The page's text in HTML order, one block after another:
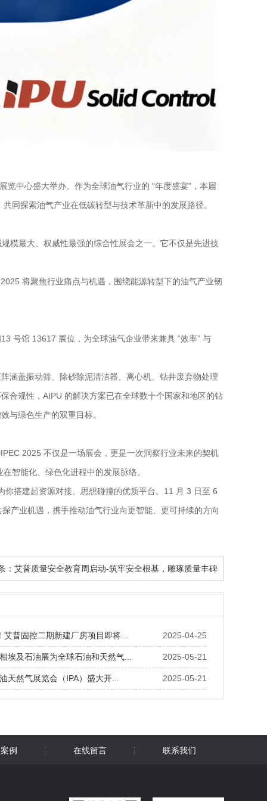
中心盛大举办。作为全球油气行业的 “年度盛宴”，本届
同探索油气产业在低碳转型与技术革新中的发展路径。
模最大、权威性最强的综合性展会之一。它不仅是先进技
将聚焦行业痛点与机遇，围绕能源转型下的油气产业韧
号馆 13617 展位，为全球油气企业带来兼具 “效率” 与
涵盖振动筛、除砂除泥清洁器、离心机、钻井废弃物处理
合规性，AIPU 的解决方案已在全球数十个国家和地区的钻
与绿色生产的双重目标。
2025 不仅是一场展会，更是一次洞察行业未来的契机
智能化、绿色化进程中的发展脉络。
搭建起资源对接、思想碰撞的优质平台。11 月 3 日至 6
产业机遇，携手推动油气行业向更智能、更可持续的方向
： 艾普质量安全教育周启动-筑牢安全根基，雕琢质量丰碑
2025-04-25
艾普固控二期新建厂房项目即将...
2025-05-21
埃及石油展为全球石油和天然气...
2025-05-21
天然气展览会（IPA）盛大开...
例 在线留言 联系我们